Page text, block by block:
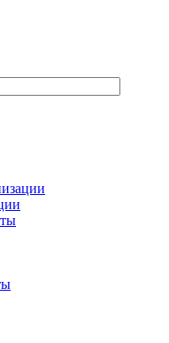
организация
братство»